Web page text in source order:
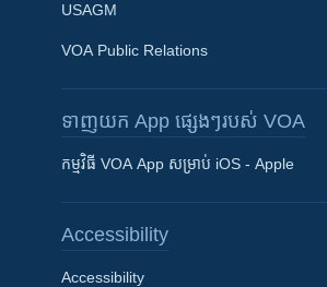
Khmer English
USAGM
VOA Public Relations
ទាញយក​ App ផ្សេងៗ​របស់​ VOA
កម្មវិធី​ VOA App សម្រាប់ iOS - Apple
Accessibility
Accessibility